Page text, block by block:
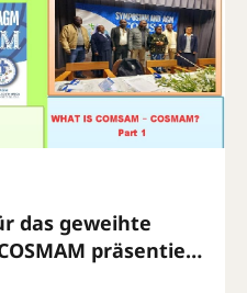
das geweihte
präsentiert